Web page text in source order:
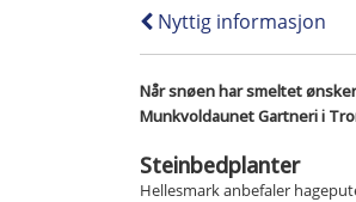
Nyttig informasjon
Når snøen har smeltet
Munkvoldaunet Gartneri i
Steinbedplanter
Hellesmark anbefaler